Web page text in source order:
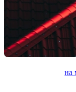
на